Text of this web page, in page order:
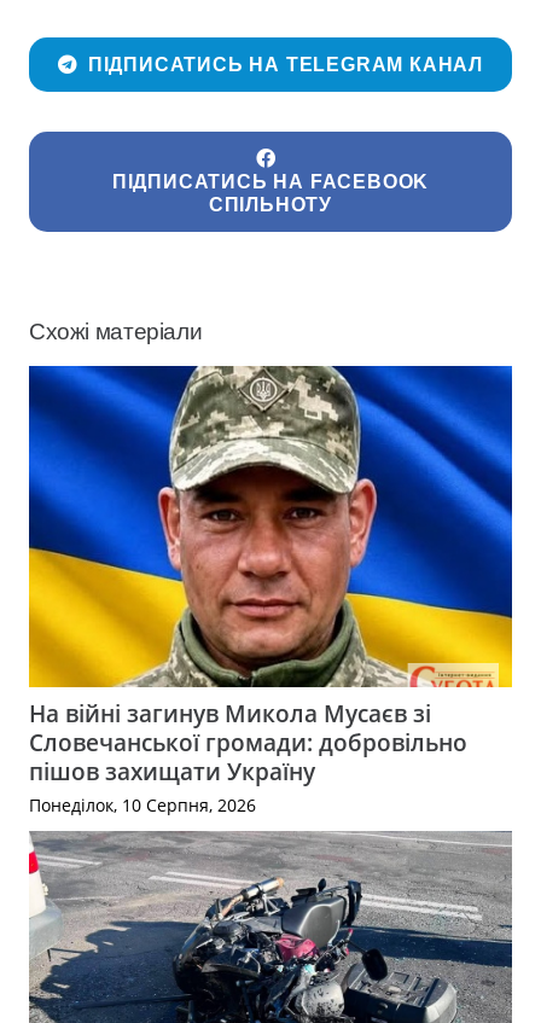
ПІДПИСАТИСЬ НА TELEGRAM КАНАЛ
ПІДПИСАТИСЬ НА FACEBOOK
СПІЛЬНОТУ
Схожі матеріали
На війні загинув Микола Мусаєв зі
Словечанської громади: добровільно
пішов захищати Україну
Понеділок, 10 Серпня, 2026